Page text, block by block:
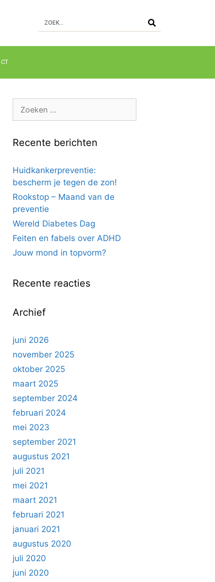
Recente berichten
Huidkankerpreventie:
bescherm je tegen de zon!
Rookstop – Maand van de
preventie
Wereld Diabetes Dag
Feiten en fabels over ADHD
Jouw mond in topvorm?
Recente reacties
Archief
juni 2026
november 2025
oktober 2025
maart 2025
september 2024
februari 2024
mei 2023
september 2021
augustus 2021
juli 2021
mei 2021
maart 2021
februari 2021
januari 2021
augustus 2020
juli 2020
juni 2020